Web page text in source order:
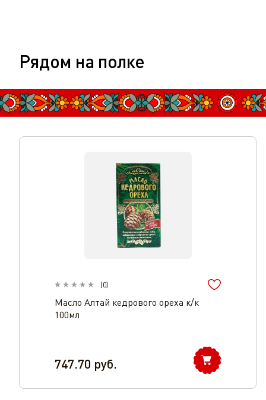
Рядом на полке
(0)
Масло Алтай кедрового ореха к/к
100мл
747.70 руб.